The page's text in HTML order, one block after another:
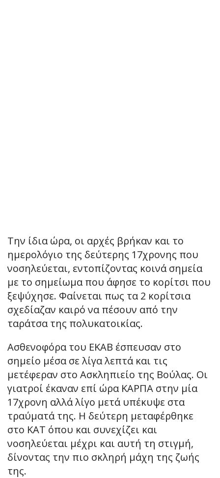
Την ίδια ώρα, οι αρχές βρήκαν και το
ημερολόγιο της δεύτερης 17χρονης που
νοσηλεύεται, εντοπίζοντας κοινά σημεία
με το σημείωμα που άφησε το κορίτσι που
ξεψύχησε. Φαίνεται πως τα 2 κορίτσια
σχεδίαζαν καιρό να πέσουν από την
ταράτσα της πολυκατοικίας.
Ασθενοφόρα του ΕΚΑΒ έσπευσαν στο
σημείο μέσα σε λίγα λεπτά και τις
μετέφεραν στο Ασκληπιείο της Βούλας. Οι
γιατροί έκαναν επί ώρα ΚΑΡΠΑ στην μία
17χρονη αλλά λίγο μετά υπέκυψε στα
τραύματά της. Η δεύτερη μεταφέρθηκε
στο ΚΑΤ όπου και συνεχίζει και
νοσηλεύεται μέχρι και αυτή τη στιγμή,
δίνοντας την πιο σκληρή μάχη της ζωής
της.